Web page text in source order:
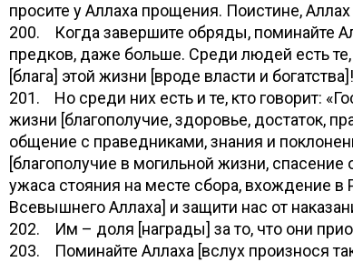
просите у Аллаха прощения. Поистине,
200. Когда завершите обряды, поминайте
предков, даже больше. Среди людей есть
[блага] этой жизни [вроде власти и
201. Но среди них есть и те, кто говорит:
жизни [благополучие, здоровье, достаток,
общение с праведниками, знания и
[благополучие в могильной жизни, спасение
ужаса стояния на месте сбора, вхождение в
Всевышнего Аллаха] и защити нас от
202. Им – доля [награды] за то, что они
203. Поминайте Аллаха [вслух произнося